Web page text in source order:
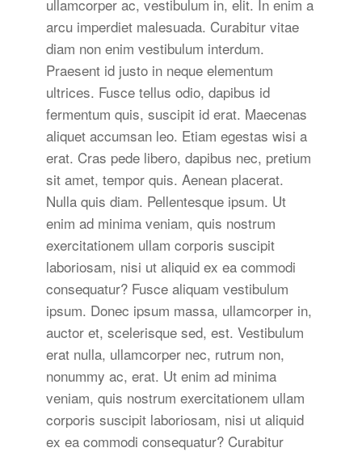
ullamcorper ac, vestibulum in, elit. In enim a
arcu imperdiet malesuada. Curabitur vitae
diam non enim vestibulum interdum.
Praesent id justo in neque elementum
ultrices. Fusce tellus odio, dapibus id
fermentum quis, suscipit id erat. Maecenas
aliquet accumsan leo. Etiam egestas wisi a
erat. Cras pede libero, dapibus nec, pretium
sit amet, tempor quis. Aenean placerat.
Nulla quis diam. Pellentesque ipsum. Ut
enim ad minima veniam, quis nostrum
exercitationem ullam corporis suscipit
laboriosam, nisi ut aliquid ex ea commodi
consequatur? Fusce aliquam vestibulum
ipsum. Donec ipsum massa, ullamcorper in,
auctor et, scelerisque sed, est. Vestibulum
erat nulla, ullamcorper nec, rutrum non,
nonummy ac, erat. Ut enim ad minima
veniam, quis nostrum exercitationem ullam
corporis suscipit laboriosam, nisi ut aliquid
ex ea commodi consequatur? Curabitur